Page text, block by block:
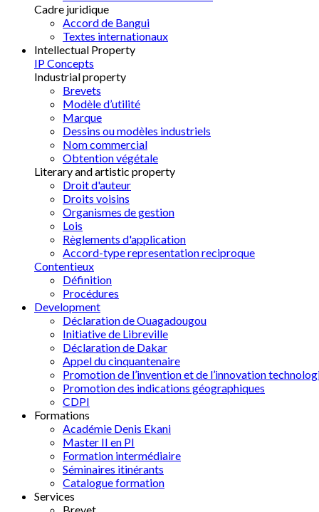
Cadre juridique
Accord de Bangui
Textes internationaux
Intellectual Property
IP Concepts
Industrial property
Brevets
Modèle d’utilité
Marque
Dessins ou modèles industriels
Nom commercial
Obtention végétale
Literary and artistic property
Droit d'auteur
Droits voisins
Organismes de gestion
Lois
Règlements d'application
Accord-type representation reciproque
Contentieux
Définition
Procédures
Development
Déclaration de Ouagadougou
Initiative de Libreville
Déclaration de Dakar
Appel du cinquantenaire
Promotion de l’invention et de l’innovation
Promotion des indications géographiques
CDPI
Formations
Académie Denis Ekani
Master II en PI
Formation intermédiaire
Séminaires itinérants
Catalogue formation
Services